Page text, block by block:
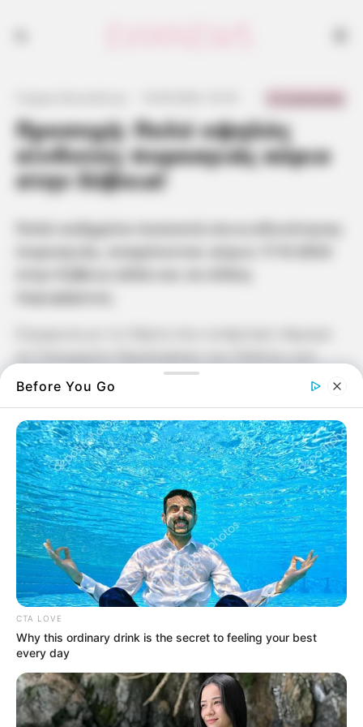
Προσοχή: Πολύ υψηλός
κίνδυνος πυρκαγιάς αύριο
στην Εύβοια!
Πολύ αυξημένα ποσοστά επικινδυνότητας
το Υπουργείο Προστασίας του Πολίτη, για
αύριο, αναμένεται πολύ υψηλός κίνδυνος
Αναλυτικά ο χάρτης:
Before You Go
CTA LOVE
Why this ordinary drink is the secret to feeling your best
every day